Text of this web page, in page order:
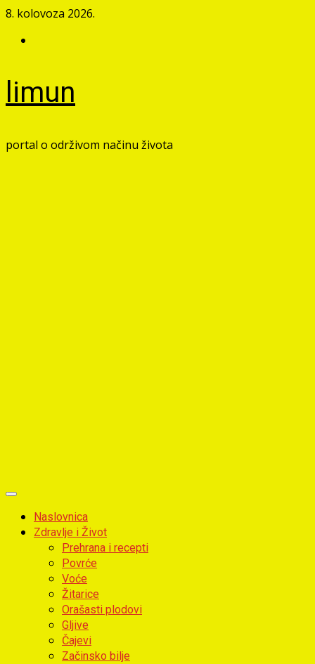
Skip
content
8. kolovoza 2026.
limun
portal o održivom načinu života
Primary
MenuNaslovnica
Zdravlje i Život
Prehrana i recepti
Povrće
Voće
Žitarice
Orašasti plodovi
Gljive
Čajevi
Začinsko bilje